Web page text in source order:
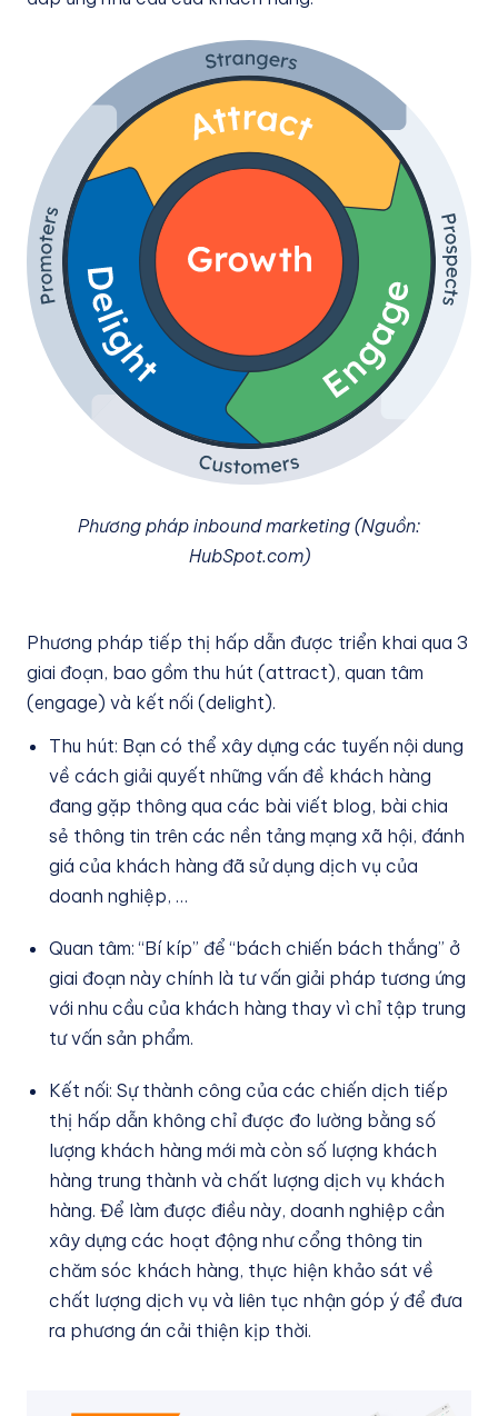
Phương pháp inbound marketing (Nguồn:
HubSpot.com)
Phương pháp tiếp thị hấp dẫn được triển khai qua 3
giai đoạn, bao gồm thu hút (attract), quan tâm
(engage) và kết nối (delight).
Thu hút: Bạn có thể xây dựng các tuyến nội dung
về cách giải quyết những vấn đề khách hàng
đang gặp thông qua các bài viết blog, bài chia
sẻ thông tin trên các nền tảng mạng xã hội, đánh
giá của khách hàng đã sử dụng dịch vụ của
doanh nghiệp, …
Quan tâm: “Bí kíp” để “bách chiến bách thắng” ở
giai đoạn này chính là tư vấn giải pháp tương ứng
với nhu cầu của khách hàng thay vì chỉ tập trung
tư vấn sản phẩm.
Kết nối: Sự thành công của các chiến dịch tiếp
thị hấp dẫn không chỉ được đo lường bằng số
lượng khách hàng mới mà còn số lượng khách
hàng trung thành và chất lượng dịch vụ khách
hàng. Để làm được điều này, doanh nghiệp cần
xây dựng các hoạt động như cổng thông tin
chăm sóc khách hàng, thực hiện khảo sát về
chất lượng dịch vụ và liên tục nhận góp ý để đưa
ra phương án cải thiện kịp thời.